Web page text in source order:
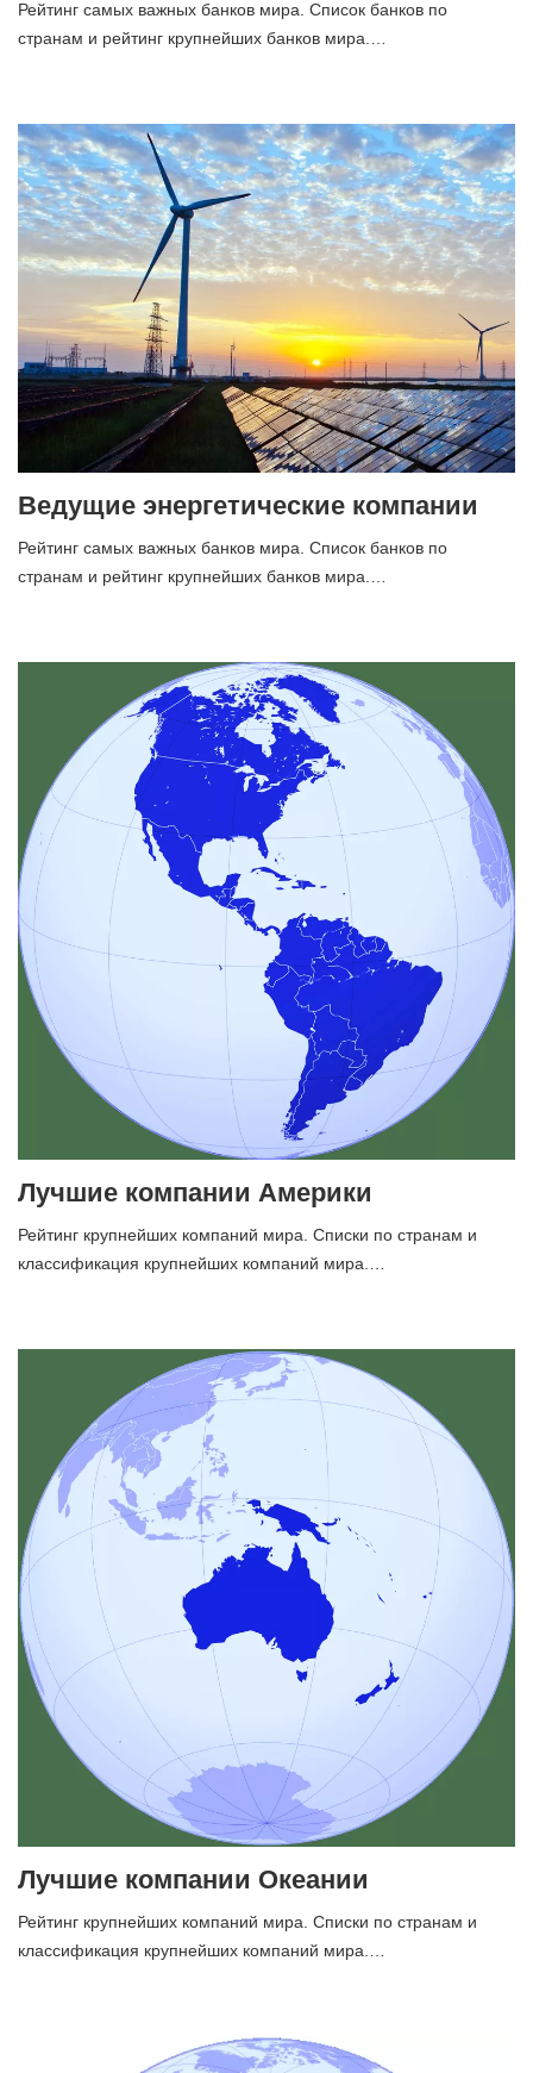
Рейтинг самых важных банков мира. Список банков по
странам и рейтинг крупнейших банков мира.…
Ведущие энергетические компании
Рейтинг самых важных банков мира. Список банков по
странам и рейтинг крупнейших банков мира.…
Лучшие компании Америки
Рейтинг крупнейших компаний мира. Списки по странам и
классификация крупнейших компаний мира.…
Лучшие компании Океании
Рейтинг крупнейших компаний мира. Списки по странам и
классификация крупнейших компаний мира.…